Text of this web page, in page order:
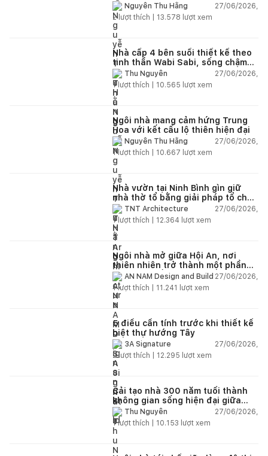
Nguyễn Thu Hằng
27/06/2026,
2lượt thích | 13.578 lượt xem
Nhà cấp 4 bên suối thiết kế theo
tinh thần Wabi Sabi, sống chậm
giữa thiên nhiên
Thu Nguyễn
27/06/2026,
1lượt thích | 10.565 lượt xem
Ngôi nhà mang cảm hứng Trung
Hoa với kết cấu lộ thiên hiện đại
Nguyễn Thu Hằng
27/06/2026,
1lượt thích | 10.667 lượt xem
Nhà vườn tại Ninh Bình gìn giữ
nhà thờ tổ bằng giải pháp tổ chức
lại không gian
TNT Architecture
27/06/2026,
1lượt thích | 12.364 lượt xem
Ngôi nhà mở giữa Hội An, nơi
thiên nhiên trở thành một phần
của cuộc sống
AN NAM Design and Build 27/06/2026,
1lượt thích | 11.241 lượt xem
5 điều cần tính trước khi thiết kế
biệt thự hướng Tây
3A Signature
27/06/2026,
2lượt thích | 12.295 lượt xem
Cải tạo nhà 300 năm tuổi thành
không gian sống hiện đại giữa
thiên nhiên
Thu Nguyễn
27/06/2026,
1lượt thích | 10.153 lượt xem